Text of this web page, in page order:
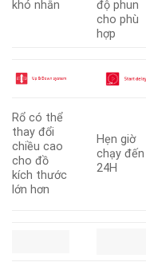
khó nhằn
độ phun
cho phù
hợp
Rổ có thể
thay đổi
chiều cao
cho đồ
kích thước
lớn hơn
Hẹn giờ
chạy đến
24H